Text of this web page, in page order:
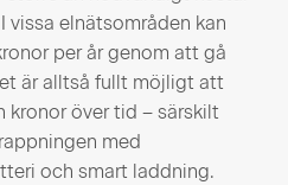
vissa elnätsområden kan
per år genom att gå
är alltså fullt möjligt att
över tid – särskilt
med
och smart laddning.